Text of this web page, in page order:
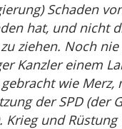
Schaden
hat, und nicht
ziehen. Noch
Kanzler einem
wie Merz,
der SPD (der
Krieg und